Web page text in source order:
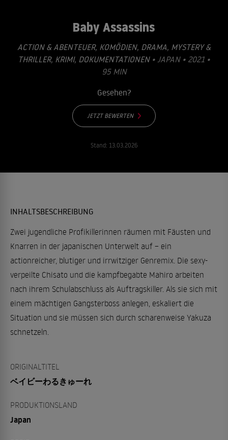
Baby Assassins
ACTION & ABENTEUER, KOMÖDIEN, DRAMA, MYSTERY &
THRILLER, KRIMI, DOKUMENTATIONEN• JAPAN • 2021 •
95 MIN
Gesehen?
JETZT BEWERTEN
Stand: 13.03.2026
INHALTSBESCHREIBUNG
Zwei jugendliche Profikillerinnen räumen mit Fäusten und
Knarren in der japanischen Unterwelt auf – ein
actionreicher, blutiger und irrwitziger Genremix. Die sexy-
verpeilte Chisato und die kampfbegabte Mahiro arbeiten
nach ihrem Schulabschluss als Auftragskiller. Als sie sich mit
einem mächtigen Gangsterboss anlegen, eskaliert die
Situation und sie müssen sich durch scharenweise Yakuza
schnetzeln.
ORIGINALTITEL
ベイビーわるきゅーれ
PRODUKTIONSLAND
Japan